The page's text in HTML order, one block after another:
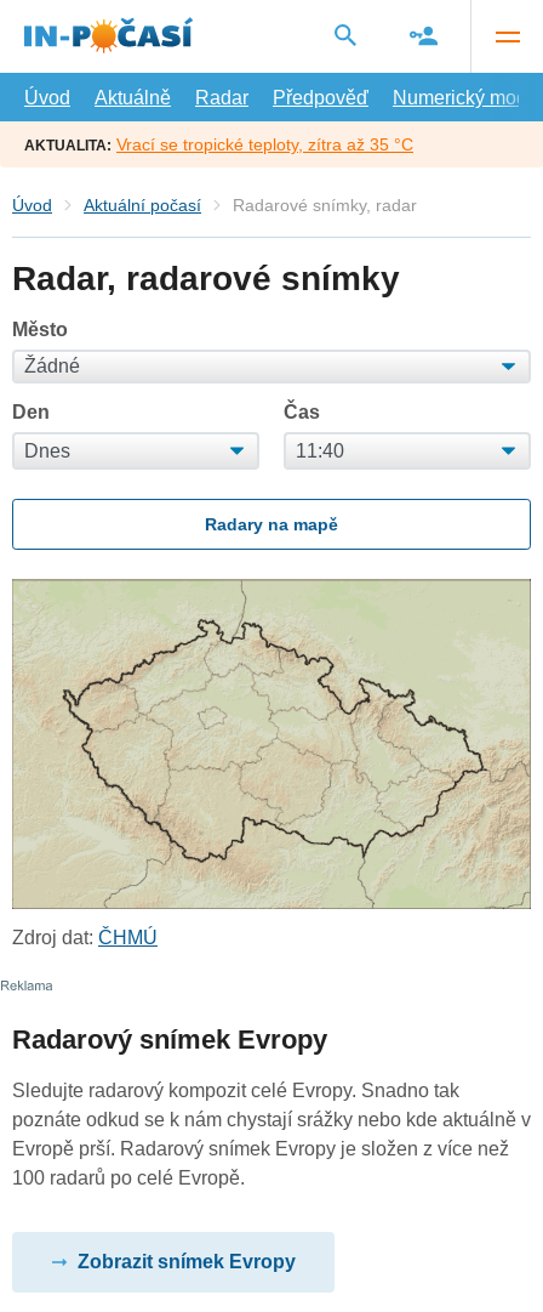
hlavní
Úvod
Aktuálně Radar Předpověď Numerický model
AKTUALITA: Vrací se tropické teploty, zítra až 35 °C
Úvod Aktuální počasí Radarové snímky, radar
Radar, radarové snímky
Město
Den Čas
Radary na mapě
Zdroj dat: ČHMÚ
Radarový snímek Evropy
Sledujte radarový kompozit celé Evropy. Snadno tak
poznáte odkud se k nám chystají srážky nebo kde aktuálně v
Evropě prší. Radarový snímek Evropy je složen z více než
100 radarů po celé Evropě.
Zobrazit snímek Evropy